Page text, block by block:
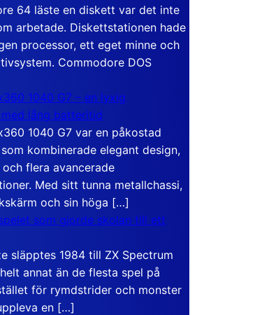
64 läste en diskett var det inte
arbetade. Diskettstationen hade
processor, ett eget minne och
Commodore DOS
1040 G7 – en lyxig
lång batteritid
1040 G7 var en påkostad
kombinerade elegant design,
flera avancerade
Med sitt tunna metallchassi,
och sin höga […]
som gjorde skolan till ett
släpptes 1984 till ZX Spectrum
annat än de flesta spel på
för rymdstrider och monster
en […]